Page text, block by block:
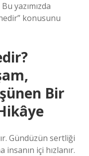
yazımızda
konusunu
Bir
Gündüzün sertliği
içi hızlanır.